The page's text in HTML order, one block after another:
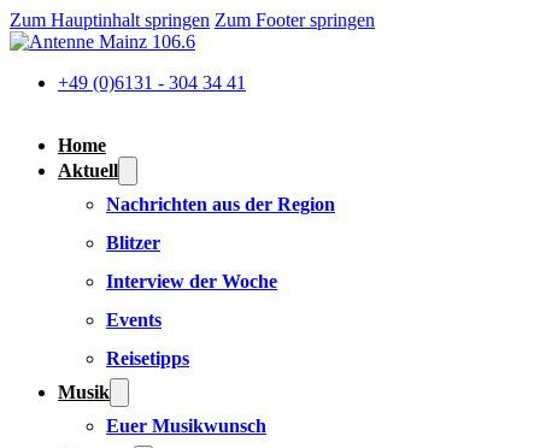
Zum Hauptinhalt springen Zum Footer springen
+49 (0)6131 - 304 34 41
Home
Aktuell
Nachrichten aus der Region
Blitzer
Interview der Woche
Events
Reisetipps
Musik
Euer Musikwunsch